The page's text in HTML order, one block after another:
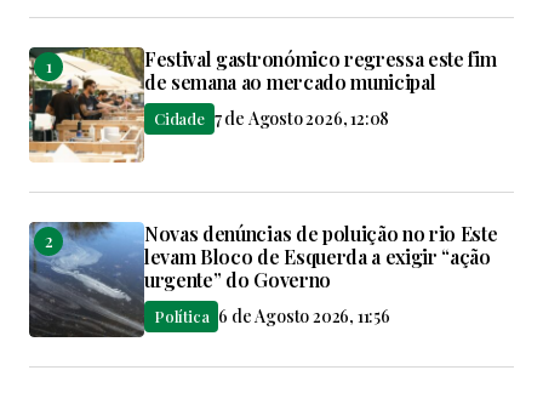
Festival gastronómico regressa este fim
de semana ao mercado municipal
Cidade 7 de Agosto 2026, 12:08
Novas denúncias de poluição no rio Este
levam Bloco de Esquerda a exigir “ação
urgente” do Governo
Política 6 de Agosto 2026, 11:56